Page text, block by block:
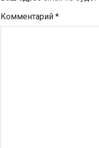
п
о
Комментарий *